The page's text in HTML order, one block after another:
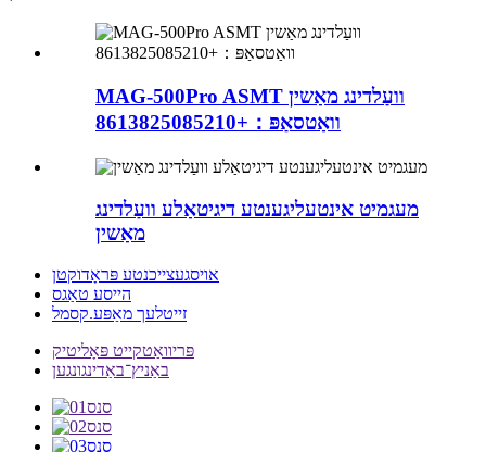
MAG-500Pro ASMT וועַלדינג מאַשין
וואַטסאַפּ：+8613825085210
מעגמיט אינטעליגענטע דיגיטאַלע וועַלדינג
מאַשין
אויסגעצייכנטע פּראָדוקטן
הייסע טאַגס
זייטלעך מאַפּע.קסמל
פּריוואַטקייט פּאָליטיק
באַניץ־באַדינגונגען